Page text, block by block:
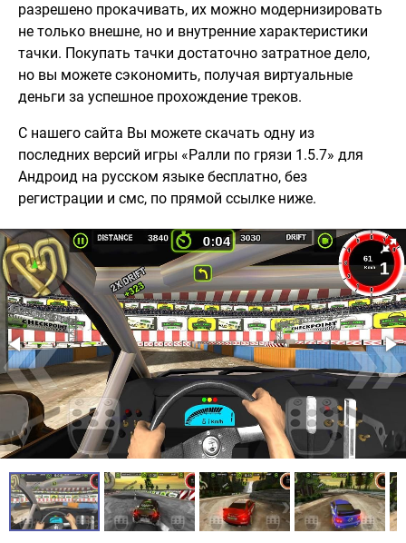
разрешено прокачивать, их можно модернизировать
не только внешне, но и внутренние характеристики
тачки. Покупать тачки достаточно затратное дело,
но вы можете сэкономить, получая виртуальные
деньги за успешное прохождение треков.
С нашего сайта Вы можете скачать одну из
последних версий игры «Ралли по грязи 1.5.7» для
Андроид на русском языке бесплатно, без
регистрации и смс, по прямой ссылке ниже.